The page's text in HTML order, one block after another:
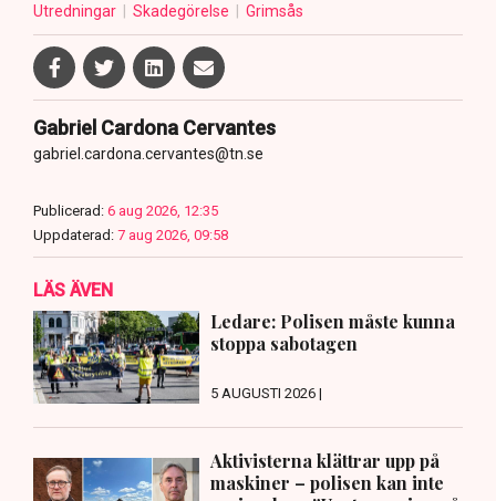
Utredningar
Skadegörelse Grimsås
Gabriel Cardona Cervantes
gabriel.cardona.cervantes@tn.se
Publicerad: 6 aug 2026, 12:35
Uppdaterad: 7 aug 2026, 09:58
LÄS ÄVEN
Ledare: Polisen måste kunna
stoppa sabotagen
5 AUGUSTI 2026 |
Aktivisterna klättrar upp på
maskiner – polisen kan inte